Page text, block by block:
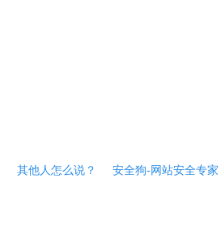
其他人怎么说？ 安全狗-网站安全专家